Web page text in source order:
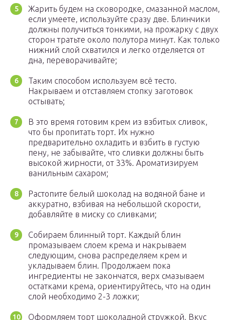
Жарить будем на сковородке, смазанной маслом,
если умеете, используйте сразу две. Блинчики
должны получиться тонкими, на прожарку с двух
сторон тратьте около полутора минут. Как только
нижний слой схватился и легко отделяется от
дна, переворачивайте;
Таким способом используем всё тесто.
Накрываем и отставляем стопку заготовок
остывать;
В это время готовим крем из взбитых сливок,
что бы пропитать торт. Их нужно
предварительно охладить и взбить в густую
пену, не забывайте, что сливки должны быть
высокой жирности, от 33%. Ароматизируем
ванильным сахаром;
Растопите белый шоколад на водяной бане и
аккуратно, взбивая на небольшой скорости,
добавляйте в миску со сливками;
Собираем блинный торт. Каждый блин
промазываем слоем крема и накрываем
следующим, снова распределяем крем и
укладываем блин. Продолжаем пока
ингредиенты не закончатся, верх смазываем
остатками крема, ориентируйтесь, что на один
слой необходимо 2-3 ложки;
Оформляем торт шоколадной стружкой. Вкус